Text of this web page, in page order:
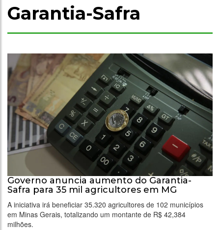
Garantia-Safra
Governo anuncia aumento do Garantia-
Safra para 35 mil agricultores em MG
A iniciativa irá beneficiar 35.320 agricultores de 102 municípios
em Minas Gerais, totalizando um montante de R$ 42,384
milhões.